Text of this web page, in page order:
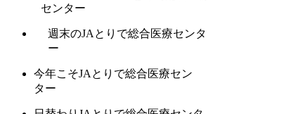
センター
週末のJAとりで総合医療センタ
ー
今年こそJAとりで総合医療セン
ター